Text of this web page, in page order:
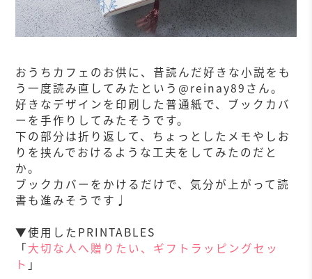
おうちカフェのお供に、昔読んだ好きな小説をも
う一度読み直してみたという@reinay89さん。
好きなデザインを印刷した普通紙で、ブックカバ
ーを手作りしてみたそうです。
下の部分は折り返して、ちょっとしたメモやしお
りを挟んでおけるような工夫をしてみたのだと
か。
ブックカバーをかけるだけで、気分が上がって読
書も進みそうです♩
▼使用したPRINTABLES
「大切な人へ贈りたい、ギフトラッピングセッ
ト 」